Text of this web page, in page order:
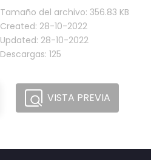
Tamaño del archivo: 356.83 KB
Created: 28-10-2022
Updated: 28-10-2022
Descargas: 125
VISTA PREVIA